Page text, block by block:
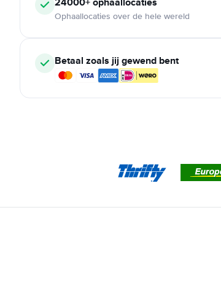
Ophaallocaties over de hele wereld
Betaal zoals jij gewend bent